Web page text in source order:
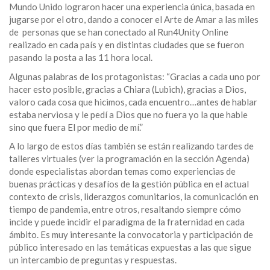
Mundo Unido lograron hacer una experiencia única, basada en
jugarse por el otro, dando a conocer el Arte de Amar a las miles
de personas que se han conectado al Run4Unity Online
realizado en cada país y en distintas ciudades que se fueron
pasando la posta a las 11 hora local.
Algunas palabras de los protagonistas: “Gracias a cada uno por
hacer esto posible, gracias a Chiara (Lubich), gracias a Dios,
valoro cada cosa que hicimos, cada encuentro…antes de hablar
estaba nerviosa y le pedí a Dios que no fuera yo la que hable
sino que fuera El por medio de mí.”
A lo largo de estos días también se están realizando tardes de
talleres virtuales (ver la programación en la sección Agenda)
donde especialistas abordan temas como experiencias de
buenas prácticas y desafíos de la gestión pública en el actual
contexto de crisis, liderazgos comunitarios, la comunicación en
tiempo de pandemia, entre otros, resaltando siempre cómo
incide y puede incidir el paradigma de la fraternidad en cada
ámbito. Es muy interesante la convocatoria y participación de
público interesado en las temáticas expuestas a las que sigue
un intercambio de preguntas y respuestas.